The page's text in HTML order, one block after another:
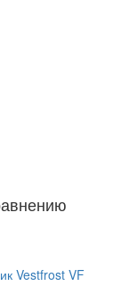
Vestfrost VF